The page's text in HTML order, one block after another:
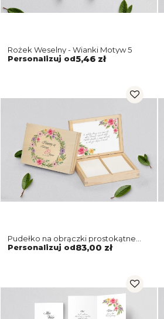
Rożek Weselny - Wianki Motyw 5
Personalizuj od5,46 zł
Pudełko na obrączki prostokątne
naturalne - Akwarelowe Wianki
Personalizuj od83,00 zł